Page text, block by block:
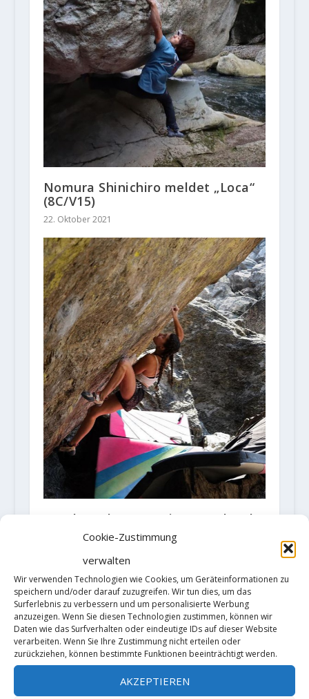
Cookie-Zustimmung
verwalten
Wir verwenden Technologien wie Cookies, um Geräteinformationen zu
speichern und/oder darauf zuzugreifen. Wir tun dies, um das
Surferlebnis zu verbessern und um personalisierte Werbung
anzuzeigen. Wenn Sie diesen Technologien zustimmen, können wir
Daten wie das Surfverhalten oder eindeutige IDs auf dieser Website
verarbeiten. Wenn Sie Ihre Zustimmung nicht erteilen oder
zurückziehen, können bestimmte Funktionen beeinträchtigt werden.
AKZEPTIEREN
Nomura Shinichiro meldet „Loca“
(8C/V15)
22. Oktober 2021
Brooke Raboutou mit Doppelpack